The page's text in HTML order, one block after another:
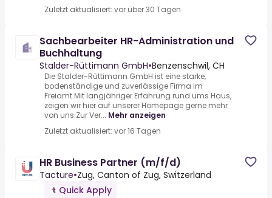
Zuletzt aktualisiert: vor über 30 Tagen
Sachbearbeiter HR-Administration und
Buchhaltung
Stalder-Rüttimann GmbH•Benzenschwil, CH
Die Stalder-Rüttimann GmbH ist eine starke,
bodenständige und zuverlässige Firma im
Freiamt.Mit langjähriger Erfahrung rund ums Haus,
zeigen wir hier auf unserer Homepage gerne mehr
von uns.Zur Ver... Mehr anzeigen
Zuletzt aktualisiert: vor 16 Tagen
HR Business Partner (m/f/d)
Tacture•Zug, Canton of Zug, Switzerland
Quick Apply